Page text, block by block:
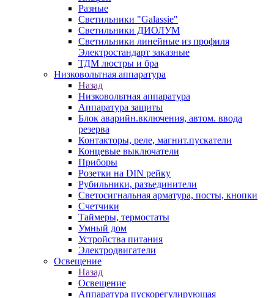
Разные
Светильники "Galassie"
Светильники ДИОЛУМ
Светильники линейные из профиля
Электростандарт заказные
ТДМ люстры и бра
Низковольтная аппаратура
Назад
Низковольтная аппаратура
Аппаратура защиты
Блок аварийн.включения, автом. ввода
резерва
Контакторы, реле, магнит.пускатели
Концевые выключатели
Приборы
Розетки на DIN рейку
Рубильники, разъединители
Светосигнальная арматура, посты, кнопки
Счетчики
Таймеры, термостаты
Умный дом
Устройства питания
Электродвигатели
Освещение
Назад
Освещение
Аппаратура пускорегулирующая